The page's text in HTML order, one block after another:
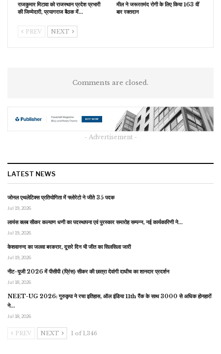
राजकुमार मिटावा को राजस्थान प्रदेश प्रभारी
की जिम्मेदारी, प्रयागराज बैठक में…
मील ने जरूरतमंद रोगी के लिए किया 163 वीं
बार रक्तदान
PREV NEXT
Comments are closed.
- Advertisement -
LATEST NEWS
जोनल एथलेटिक्स प्रतियोगिता में फ्लोरेटो ने जीते 35 पदक
Jul 19, 2026
लायंस क्लब सीकर कल्याण धणी का पदस्थापना एवं पुरस्कार समारोह सम्पन्न, नई कार्यकारिणी ने…
Jul 19, 2026
केशवानन्द का जलवा बरकरार, दूसरे दिन भी जीत का सिलसिला जारी
Jul 19, 2026
नीट-यूजी 2026 में पीसीपी (प्रिंस) सीकर की छात्रा देवांगी दाधीच का शानदार प्रदर्शन
Jul 18, 2026
NEET-UG 2026: गुरुकृपा ने रचा इतिहास, ऑल इंडिया 11th रैंक के साथ 3000 से अधिक होनहारों
ने…
Jul 18, 2026
PREV NEXT 1 of 1,346